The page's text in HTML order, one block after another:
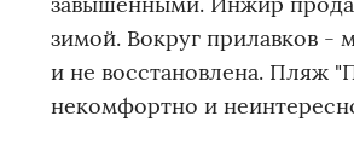
зимой. Вокруг прилавков -
и не восстановлена. Пляж
некомфортно и